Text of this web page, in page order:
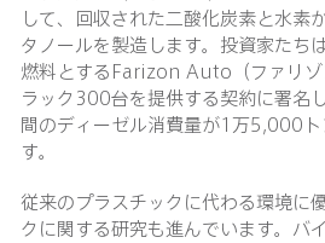
して、回収された二酸化炭素と水素
タノールを製造します。投資家たち
燃料とするFarizon Auto（ファリゾ
ラック300台を提供する契約に署名
間のディーゼル消費量が1万5,000
す。
従来のプラスチックに代わる環境に
クに関する研究も進んでいます。バ